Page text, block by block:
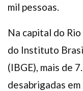
mil pessoas.
Na capital do
do Instituto
(IBGE), mais de
desabrigadas